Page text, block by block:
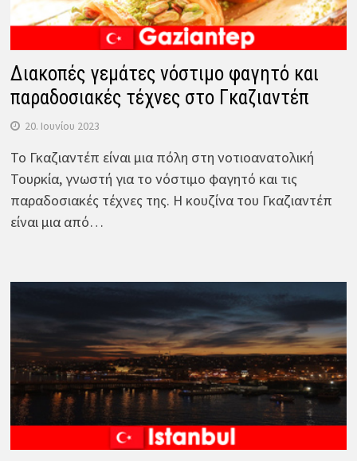
Διακοπές γεμάτες νόστιμο φαγητό και
παραδοσιακές τέχνες στο Γκαζιαντέπ
20. Ιουνίου 2023
Το Γκαζιαντέπ είναι μια πόλη στη νοτιοανατολική
Τουρκία, γνωστή για το νόστιμο φαγητό και τις
παραδοσιακές τέχνες της. Η κουζίνα του Γκαζιαντέπ
είναι μια από…